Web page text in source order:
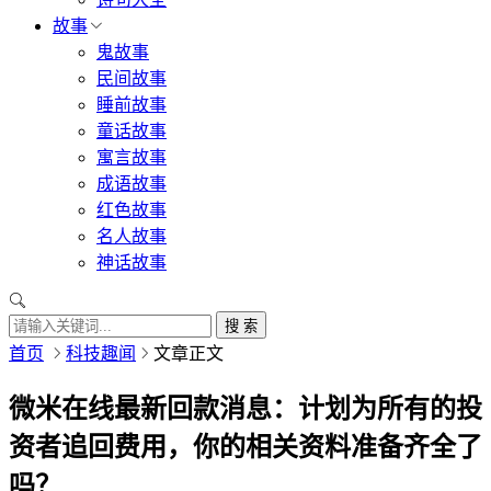
故事
鬼故事
民间故事
睡前故事
童话故事
寓言故事
成语故事
红色故事
名人故事
神话故事
搜 索
首页 科技趣闻 文章正文
微米在线最新回款消息：计划为所有的投
资者追回费用，你的相关资料准备齐全了